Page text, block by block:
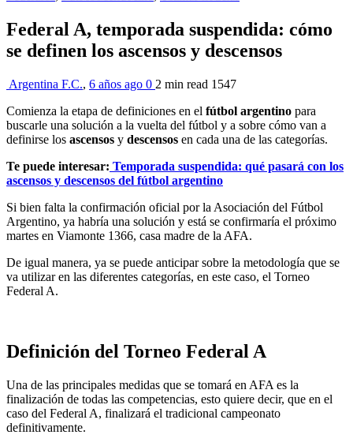
Federal A, temporada suspendida: cómo
se definen los ascensos y descensos
Argentina F.C., 6 años ago 0 2 min read 1547
Comienza la etapa de definiciones en el fútbol argentino para
buscarle una solución a la vuelta del fútbol y a sobre cómo van a
definirse los ascensos y descensos en cada una de las categorías.
Te puede interesar: Temporada suspendida: qué pasará con los
ascensos y descensos del fútbol argentino
Si bien falta la confirmación oficial por la Asociación del Fútbol
Argentino, ya habría una solución y está se confirmaría el próximo
martes en Viamonte 1366, casa madre de la AFA.
De igual manera, ya se puede anticipar sobre la metodología que se
va utilizar en las diferentes categorías, en este caso, el Torneo
Federal A.
Definición del Torneo Federal A
Una de las principales medidas que se tomará en AFA es la
finalización de todas las competencias, esto quiere decir, que en el
caso del Federal A, finalizará el tradicional campeonato
definitivamente.